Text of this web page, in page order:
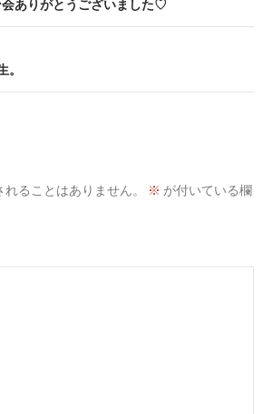
ありがとうございました♡
ることはありません。 ※ が付いている欄